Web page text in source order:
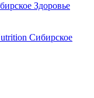
Здоровье
Сибирское